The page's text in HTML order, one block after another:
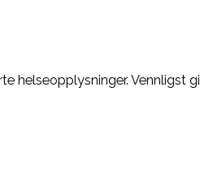
helseopplysninger. Vennligst gi